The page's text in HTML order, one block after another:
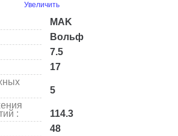
Увеличить
MAK
Вольф
7.5
17
5
:
114.3
48